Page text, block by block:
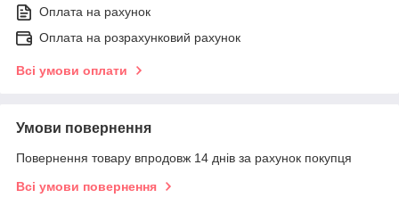
Оплата на рахунок
Оплата на розрахунковий рахунок
Всі умови оплати
Умови повернення
Повернення товару впродовж 14 днів за рахунок покупця
Всі умови повернення